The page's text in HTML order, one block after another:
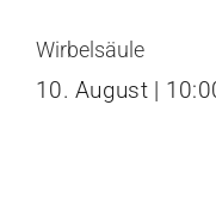
Wirbelsäule
10. August |